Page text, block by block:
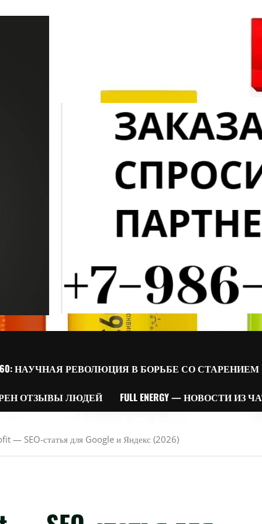
НАУЧНАЯ РЕВОЛЮЦИЯ В БОРЬБЕ СО СТАРЕНИЕМ
ОТЗЫВЫ ЛЮДЕЙ FULL ENERGY — НОВОСТИ ИЗ
— SEO-статья для Google и Яндекс (2026)